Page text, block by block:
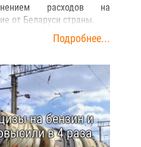
расходов на
от Беларуси страны.
Подробнее...
на бензин и
в 4 раза